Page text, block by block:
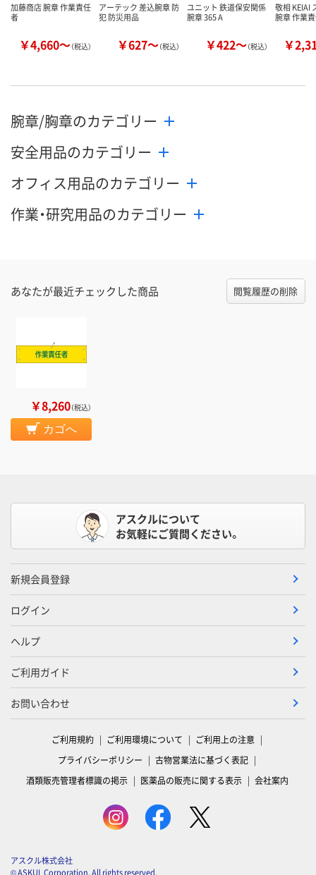
加藤商店 腕章 作業責任
者
￥4,660～（税込）
アーテック 差込腕章 防
犯 防災用品
￥627～（税込）
ユニット 鉄道保安関係
腕章 365 A
￥422～（税込）
敬相 KEIAI
腕章 作業
￥
腕章/胸章のカテゴリー
安全用品のカテゴリー
オフィス用品のカテゴリー
作業・研究用品のカテゴリー
あなたが最近チェックした商品 閲覧履歴の削除
￥8,260（税込）
カゴへ
アスクルについて
お気軽にご質問ください。
新規会員登録
ログイン
ヘルプ
ご利用ガイド
お問い合わせ
ご利用規約 ご利用環境について
ご利用上の注意
プライバシーポリシー
古物営業法に基づく表記
酒類販売管理者標識の掲示
医薬品の販売に関する表示 会社案内
アスクル株式会社
© ASKUL Corporation. All rights reserved.